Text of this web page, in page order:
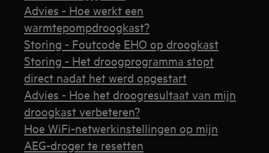
Advies - Hoe werkt een
warmtepompdroogkast?
Storing - Foutcode EHO op droogkast
Storing - Het droogprogramma stopt
direct nadat het werd opgestart
Advies - Hoe het droogresultaat van mijn
droogkast verbeteren?
Hoe WiFi-netwerkinstellingen op mijn
AEG-droger te resetten